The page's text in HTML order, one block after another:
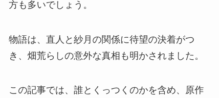
方も多いでしょう。
物語は、直人と紗月の関係に待望の決着がつ
き、畑荒らしの意外な真相も明かされました。
この記事では、誰とくっつくのかを含め、原作